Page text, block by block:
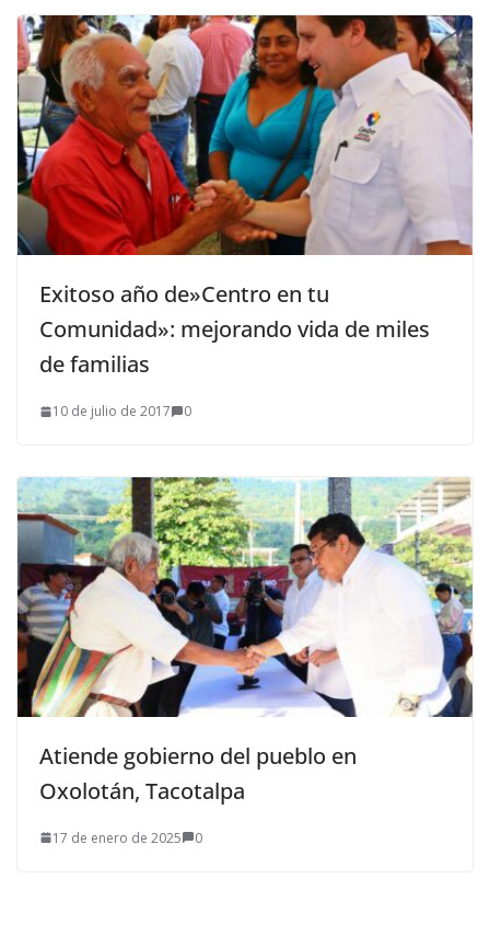
Exitoso año de»Centro en tu
Comunidad»: mejorando vida de miles
de familias
10 de julio de 2017 0
Atiende gobierno del pueblo en
Oxolotán, Tacotalpa
17 de enero de 2025 0